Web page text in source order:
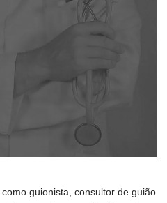
guionista, consultor de guião